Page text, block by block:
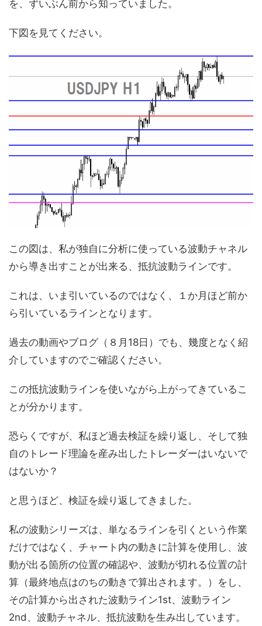
を、ずいぶん前から知っていました。
下図を見てください。
この図は、私が独自に分析に使っている波動チャネル
から導き出すことが出来る、抵抗波動ラインです。
これは、いま引いているのではなく、１か月ほど前か
ら引いているラインとなります。
過去の動画やブログ（８月18日）でも、幾度となく紹
介していますのでご確認ください。
この抵抗波動ラインを使いながら上がってきているこ
とが分かります。
恐らくですが、私ほど過去検証を繰り返し、そして独
自のトレード理論を産み出したトレーダーはいないで
はないか？
と思うほど、検証を繰り返してきました。
私の波動シリーズは、単なるラインを引くという作業
だけではなく、チャート内の動きに計算を使用し、波
動が出る箇所の位置の確認や、波動が切れる位置の計
算（最終地点はのちの動きで算出されます。）をし、
その計算から出された波動ライン1st、波動ライン
2nd、波動チャネル、抵抗波動を生み出しています。